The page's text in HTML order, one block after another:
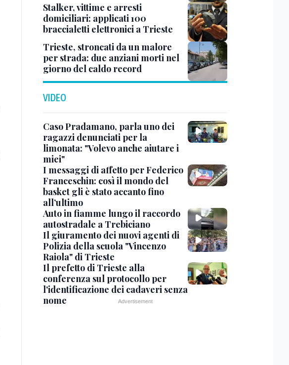
Stalker, vittime e arresti
domiciliari: applicati 100
braccialetti elettronici a Trieste
Trieste, stroncati da un malore
per strada: due anziani morti nel
giorno del caldo record
VIDEO
Caso Pradamano, parla uno dei
ragazzi denunciati per la
limonata: "Volevo anche aiutare i
miei"
I messaggi di affetto per Federico
Franceschin: così il mondo del
basket gli è stato accanto fino
all’ultimo
Auto in fiamme lungo il raccordo
autostradale a Trebiciano
Il giuramento dei nuovi agenti di
Polizia della scuola "Vincenzo
Raiola" di Trieste
Il prefetto di Trieste alla
conferenza sul protocollo per
l'identificazione dei cadaveri senza
nome